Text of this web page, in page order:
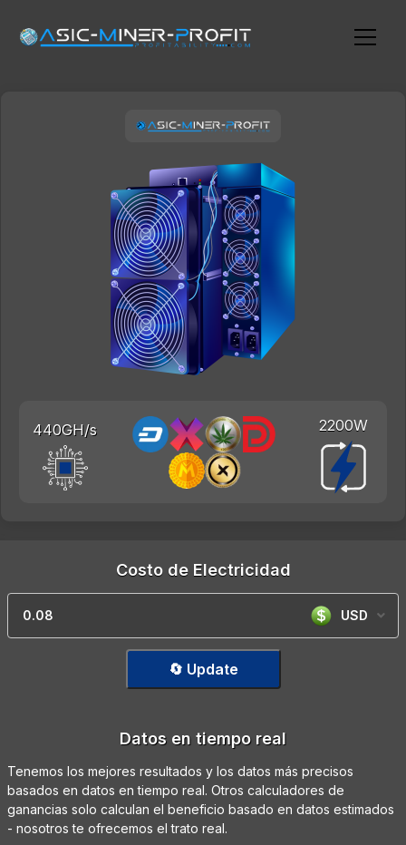
440GH/s 2200W
Costo de Electricidad
USD
🔄 Update
Datos en tiempo real
Tenemos los mejores resultados y los datos más precisos
basados en datos en tiempo real. Otros calculadores de
ganancias solo calculan el beneficio basado en datos estimados
- nosotros te ofrecemos el trato real.